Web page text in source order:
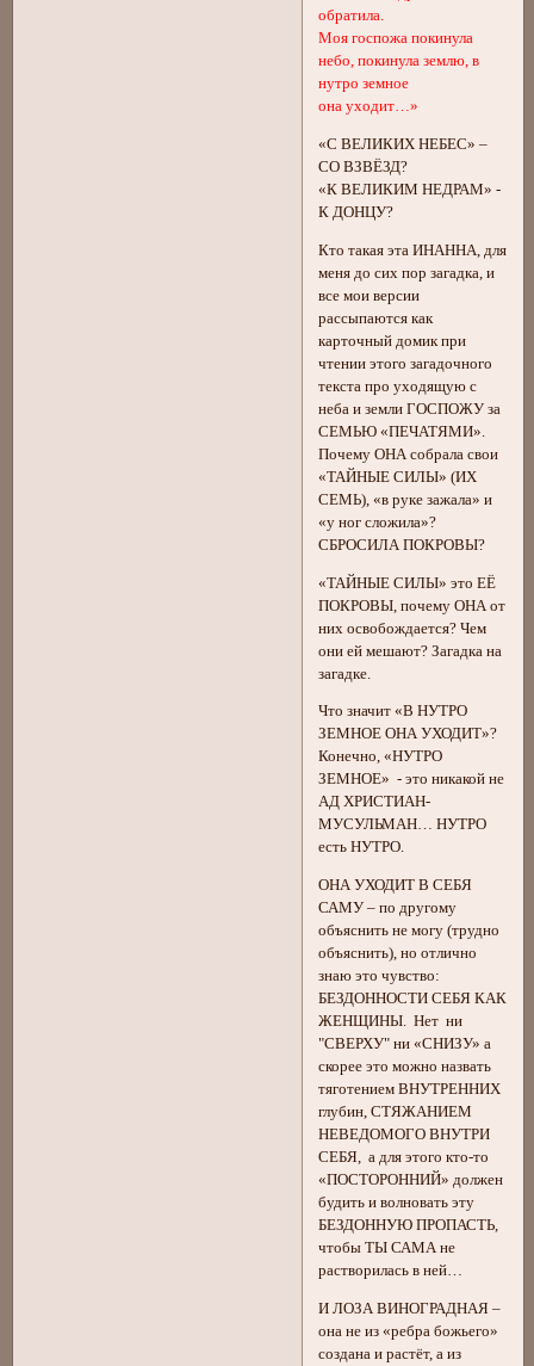
обратила.
Моя госпожа покинула
небо, покинула землю, в
нутро земное
она уходит…»
«С ВЕЛИКИХ НЕБЕС» –
СО ВЗВЁЗД?
«К ВЕЛИКИМ НЕДРАМ» -
К ДОНЦУ?
Кто такая эта ИНАННА, для
меня до сих пор загадка, и
все мои версии
рассыпаются как
карточный домик при
чтении этого загадочного
текста про уходящую с
неба и земли ГОСПОЖУ за
СЕМЬЮ «ПЕЧАТЯМИ».
Почему ОНА собрала свои
«ТАЙНЫЕ СИЛЫ» (ИХ
СЕМЬ), «в руке зажала» и
«у ног сложила»?
СБРОСИЛА ПОКРОВЫ?
«ТАЙНЫЕ СИЛЫ» это ЕЁ
ПОКРОВЫ, почему ОНА от
них освобождается? Чем
они ей мешают? Загадка на
загадке.
Что значит «В НУТРО
ЗЕМНОЕ ОНА УХОДИТ»?
Конечно, «НУТРО
ЗЕМНОЕ» - это никакой не
АД ХРИСТИАН-
МУСУЛЬМАН… НУТРО
есть НУТРО.
ОНА УХОДИТ В СЕБЯ
САМУ – по другому
объяснить не могу (трудно
объяснить), но отлично
знаю это чувство:
БЕЗДОННОСТИ СЕБЯ КАК
ЖЕНЩИНЫ. Нет ни
"СВЕРХУ" ни «СНИЗУ» а
скорее это можно назвать
тяготением ВНУТРЕННИХ
глубин, СТЯЖАНИЕМ
НЕВЕДОМОГО ВНУТРИ
СЕБЯ, а для этого кто-то
«ПОСТОРОННИЙ» должен
будить и волновать эту
БЕЗДОННУЮ ПРОПАСТЬ,
чтобы ТЫ САМА не
растворилась в ней…
И ЛОЗА ВИНОГРАДНАЯ –
она не из «ребра божьего»
создана и растёт, а из